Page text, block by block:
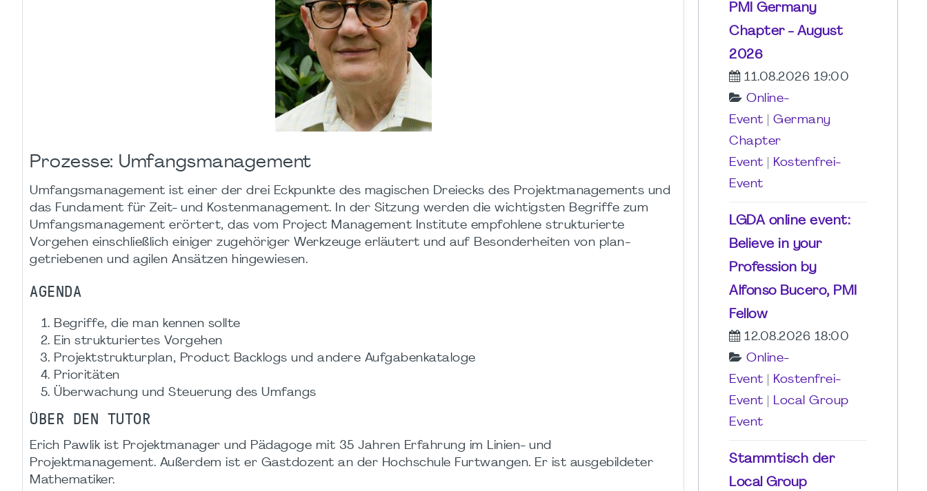
Prozesse: Umfangsmanagement
Umfangsmanagement ist einer der drei Eckpunkte des magischen Dreiecks des Projektmanagements und
das Fundament für Zeit- und Kostenmanagement. In der Sitzung werden die wichtigsten Begriffe zum
Umfangsmanagement erörtert, das vom Project Management Institute empfohlene strukturierte
Vorgehen einschließlich einiger zugehöriger Werkzeuge erläutert und auf Besonderheiten von plan-
getriebenen und agilen Ansätzen hingewiesen.
AGENDA
Begriffe, die man kennen sollte
Ein strukturiertes Vorgehen
Projektstrukturplan, Product Backlogs und andere Aufgabenkataloge
Prioritäten
Überwachung und Steuerung des Umfangs
ÜBER DEN TUTOR
Erich Pawlik ist Projektmanager und Pädagoge mit 35 Jahren Erfahrung im Linien- und
Projektmanagement. Außerdem ist er Gastdozent an der Hochschule Furtwangen. Er ist ausgebildeter
Mathematiker.
PMI Germany
Chapter - August
2026
11.08.2026 19:00
Online-
Event
Germany
Chapter
Event
Kostenfrei-
Event
LGDA online event:
Believe in your
Profession by
Alfonso Bucero, PMI
Fellow
12.08.2026 18:00
Online-
Event
Kostenfrei-
Event
Local Group
Event
Stammtisch der
Local Group